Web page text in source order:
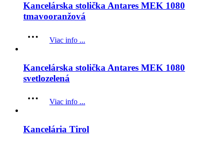
Kancelárska stolička Antares MEK 1080
tmavooranžová
Viac info ...
Kancelárska stolička Antares MEK 1080
svetlozelená
Viac info ...
Kancelária Tirol